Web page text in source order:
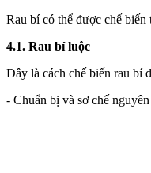
Rau bí có thể được chế
4.1. Rau bí luộc
Đây là cách chế biến rau bí
- Chuẩn bị và sơ chế